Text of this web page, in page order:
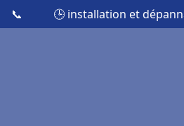
📞 🕒 installation et